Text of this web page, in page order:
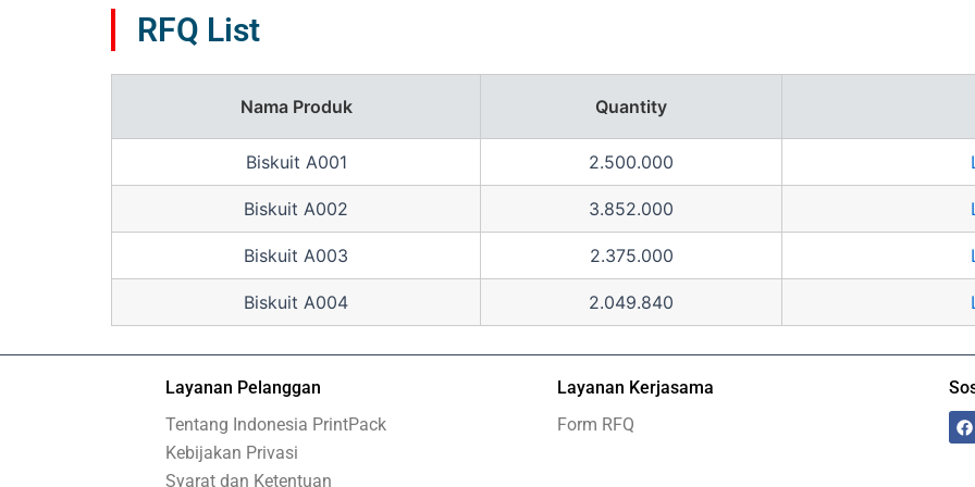
RFQ List
Nama Produk Quantity
Biskuit A001 2.500.000
Biskuit A002 3.852.000
Biskuit A003 2.375.000
Biskuit A004 2.049.840
Layanan Pelanggan
Tentang Indonesia PrintPack
Kebijakan Privasi
Syarat dan Ketentuan
Layanan Kerjasama
Form RFQ
F
a
c